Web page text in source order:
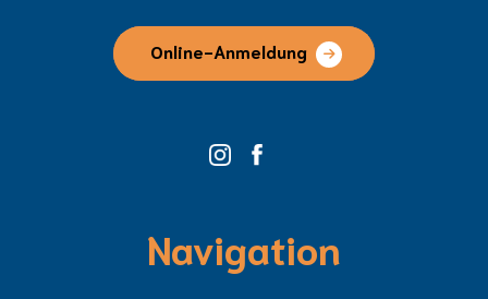
Online-Anmeldung
Navigation